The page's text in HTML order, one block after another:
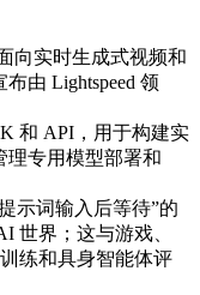
向实时生成式视频和
由 Lightspeed 领
和 API，用于构建实
理专用模型部署和
示词输入后等待”的
世界；这与游戏、
练和具身智能体评